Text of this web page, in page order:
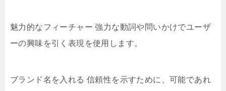
魅力的なフィーチャー 強力な動詞や問いかけでユーザ
ーの興味を引く表現を使用します。
ブランド名を入れる 信頼性を示すために、可能であれ